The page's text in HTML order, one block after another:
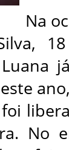
Na
Luana
foi
No